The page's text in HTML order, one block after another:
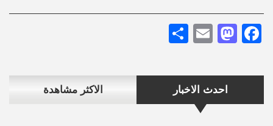
احدث الاخبار الاكثر مشاهدة
Facebook
Mastodon
Email